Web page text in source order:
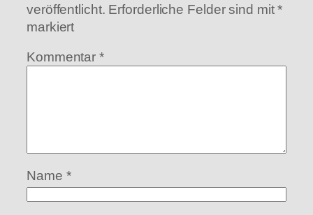
veröffentlicht. Erforderliche Felder sind mit*
markiert
Kommentar*
Name *